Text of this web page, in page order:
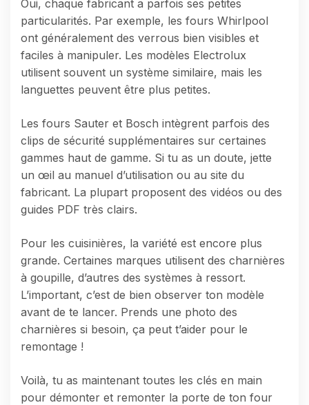
Oui, chaque fabricant a parfois ses petites
particularités. Par exemple, les fours Whirlpool
ont généralement des verrous bien visibles et
faciles à manipuler. Les modèles Electrolux
utilisent souvent un système similaire, mais les
languettes peuvent être plus petites.
Les fours Sauter et Bosch intègrent parfois des
clips de sécurité supplémentaires sur certaines
gammes haut de gamme. Si tu as un doute, jette
un œil au manuel d’utilisation ou au site du
fabricant. La plupart proposent des vidéos ou des
guides PDF très clairs.
Pour les cuisinières, la variété est encore plus
grande. Certaines marques utilisent des charnières
à goupille, d’autres des systèmes à ressort.
L’important, c’est de bien observer ton modèle
avant de te lancer. Prends une photo des
charnières si besoin, ça peut t’aider pour le
remontage !
Voilà, tu as maintenant toutes les clés en main
pour démonter et remonter la porte de ton four